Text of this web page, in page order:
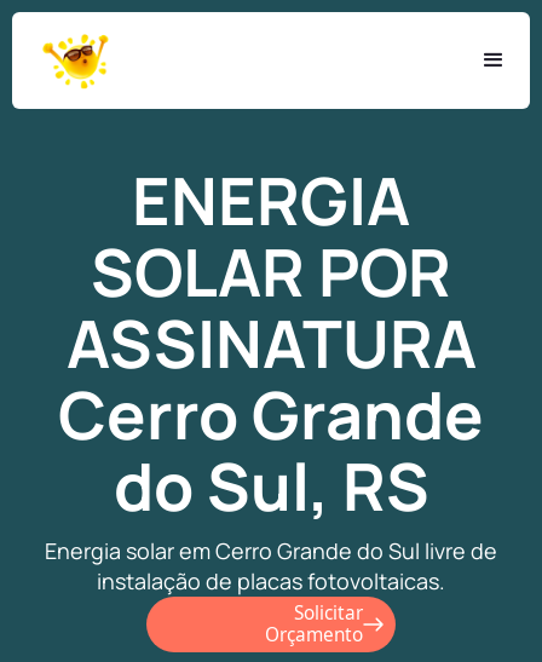
ENERGIA
SOLAR POR
ASSINATURA
Cerro Grande
do Sul, RS
Energia solar em Cerro Grande do Sul livre de
instalação de placas fotovoltaicas.
Solicitar
Orçamento